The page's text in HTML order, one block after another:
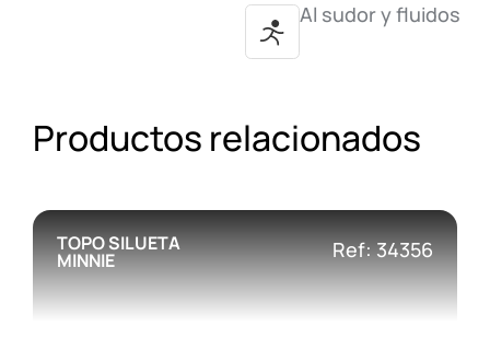
Al sudor y fluidos
Productos relacionados
TOPO SILUETA
MINNIE Ref: 34356